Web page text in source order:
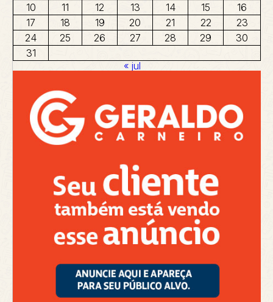
10
11 12 13 14 15
16
17
18 19 20 21 22
23
24
25 26 27 28 29
30
31
« jul